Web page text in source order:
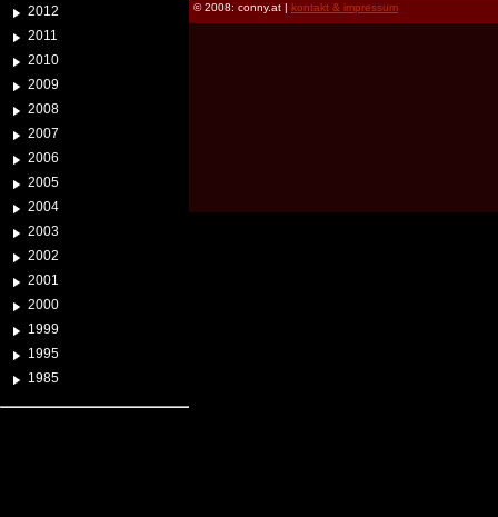
2012
2011
2010
2009
2008
2007
2006
2005
2004
2003
2002
2001
2000
1999
1995
1985
© 2008: conny.at | kontakt & impressum